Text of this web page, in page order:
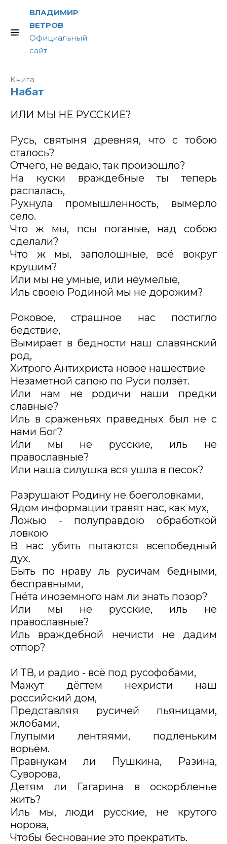
ВЛАДИМИР
ВЕТРОВ
Официальный
сайт
ИЛИ МЫ НЕ РУССКИЕ?
Книга
Набат
ИЛИ МЫ НЕ РУССКИЕ?
Русь, святыня древняя, что с тобою
сталось?
Отчего, не ведаю, так произошло?
На куски враждебные ты теперь
распалась,
Рухнула промышленность, вымерло
село.
Что ж мы, псы поганые, над собою
сделали?
Что ж мы, заполошные, всё вокруг
крушим?
Или мы не умные, или неумелые,
Иль своею Родиной мы не дорожим?
Роковое, страшное нас постигло
бедствие,
Вымирает в бедности наш славянский
род,
Хитрого Антихриста новое нашествие
Незаметной сапою по Руси ползёт.
Или нам не родичи наши предки
славные?
Иль в сраженьях праведных был не с
нами Бог?
Или мы не русские, иль не
православные?
Или наша силушка вся ушла в песок?
Разрушают Родину не боеголовками,
Ядом информации травят нас, как мух,
Ложью - полуправдою обработкой
ловкою
В нас убить пытаются всепобедный
дух.
Быть по нраву ль русичам бедными,
бесправными,
Гнёта иноземного нам ли знать позор?
Или мы не русские, иль не
православные?
Иль враждебной нечисти не дадим
отпор?
И ТВ, и радио - всё под русофобами,
Мажут дёгтем нехристи наш
российский дом,
Представляя русичей пьяницами,
жлобами,
Глупыми лентяями, подленьким
ворьём.
Правнукам ли Пушкина, Разина,
Суворова,
Детям ли Гагарина в оскорбленье
жить?
Иль мы, люди русские, не крутого
норова,
Чтобы беснование это прекратить.